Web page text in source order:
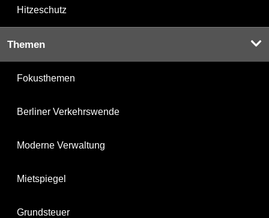
Hitzeschutz
Themen
Fokusthemen
Berliner Verkehrswende
Moderne Verwaltung
Mietspiegel
Grundsteuer